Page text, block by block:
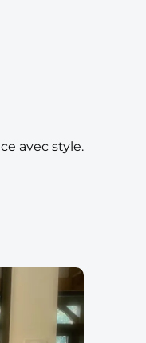
avec style.